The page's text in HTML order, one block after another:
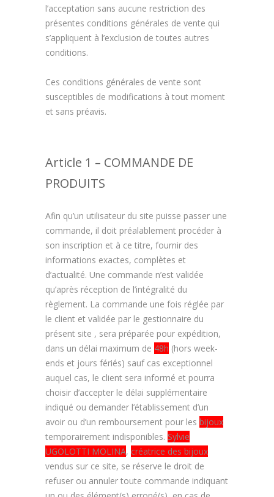
l’acceptation sans aucune restriction des
présentes conditions générales de vente qui
s’appliquent à l’exclusion de toutes autres
conditions.
Ces conditions générales de vente sont
susceptibles de modifications à tout moment
et sans préavis.
Article 1 – COMMANDE DE
PRODUITS
Afin qu’un utilisateur du site puisse passer une
commande, il doit préalablement procéder à
son inscription et à ce titre, fournir des
informations exactes, complètes et
d’actualité. Une commande n’est validée
qu’après réception de l’intégralité du
règlement. La commande une fois réglée par
le client et validée par le gestionnaire du
présent site , sera préparée pour expédition,
dans un délai maximum de 48h (hors week-
ends et jours fériés) sauf cas exceptionnel
auquel cas, le client sera informé et pourra
choisir d’accepter le délai supplémentaire
indiqué ou demander l’établissement d’un
avoir ou d’un remboursement pour les bijoux
temporairement indisponibles. Sylvie
UGOLOTTI MOLINA, créatrice des bijoux
vendus sur ce site, se réserve le droit de
refuser ou annuler toute commande indiquant